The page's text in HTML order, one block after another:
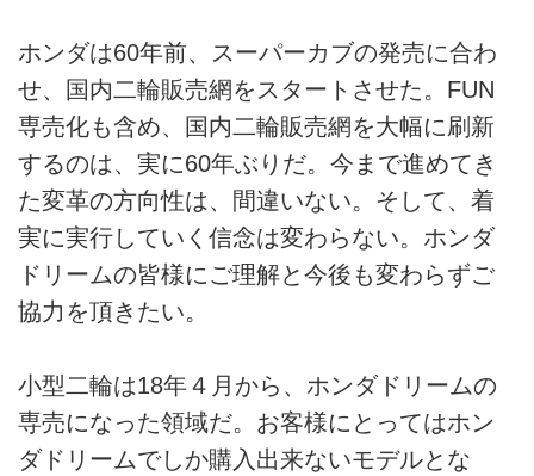
ホンダは60年前、スーパーカブの発売に合わ
せ、国内二輪販売網をスタートさせた。FUN
専売化も含め、国内二輪販売網を大幅に刷新
するのは、実に60年ぶりだ。今まで進めてき
た変革の方向性は、間違いない。そして、着
実に実行していく信念は変わらない。ホンダ
ドリームの皆様にご理解と今後も変わらずご
協力を頂きたい。
小型二輪は18年４月から、ホンダドリームの
専売になった領域だ。お客様にとってはホン
ダドリームでしか購入出来ないモデルとな